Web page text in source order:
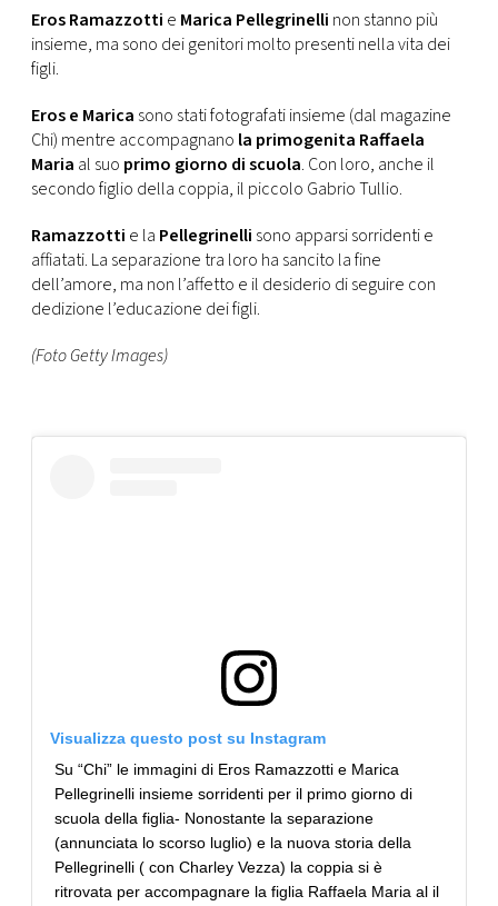
CONSIGLIA
Eros Ramazzotti e Marica Pellegrinelli non stanno più
insieme, ma sono dei genitori molto presenti nella vita dei
figli.
Eros e Marica sono stati fotografati insieme (dal magazine
Chi) mentre accompagnano la primogenita Raffaela
Maria al suo primo giorno di scuola. Con loro, anche il
secondo figlio della coppia, il piccolo Gabrio Tullio.
Ramazzotti e la Pellegrinelli sono apparsi sorridenti e
affiatati. La separazione tra loro ha sancito la fine
dell’amore, ma non l’affetto e il desiderio di seguire con
dedizione l’educazione dei figli.
(Foto Getty Images)
Visualizza questo post su Instagram
Su “Chi” le immagini di Eros Ramazzotti e Marica
Pellegrinelli insieme sorridenti per il primo giorno di
scuola della figlia- Nonostante la separazione
(annunciata lo scorso luglio) e la nuova storia della
Pellegrinelli ( con Charley Vezza) la coppia si è
ritrovata per accompagnare la figlia Raffaela Maria al il